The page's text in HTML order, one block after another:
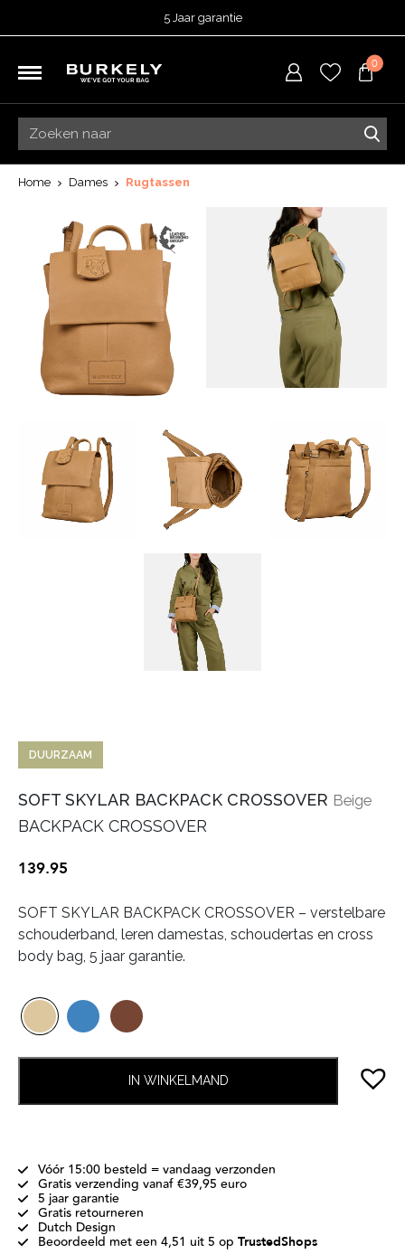
5 Jaar garantie
Besteld voor 15:00 = vandaag verzonden.
0
Home Dames Rugtassen
DUURZAAM
SOFT SKYLAR BACKPACK CROSSOVER Beige
BACKPACK CROSSOVER
139.95
SOFT SKYLAR BACKPACK CROSSOVER – verstelbare
schouderband, leren damestas, schoudertas en cross
body bag, 5 jaar garantie.
IN WINKELMAND
Vóór 15:00 besteld = vandaag verzonden
Gratis verzending vanaf €39,95 euro
5 jaar garantie
Gratis retourneren
Dutch Design
Beoordeeld met een 4,51 uit 5 op TrustedShops